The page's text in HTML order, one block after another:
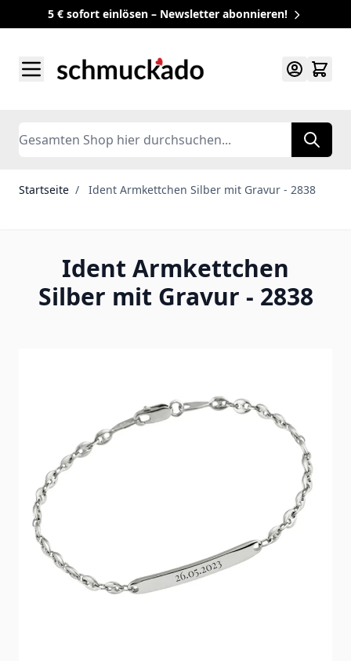
5 € sofort einlösen – Newsletter abonnieren!
Search
Startseite / Ident Armkettchen Silber mit Gravur - 2838
Ident Armkettchen
Silber mit Gravur - 2838